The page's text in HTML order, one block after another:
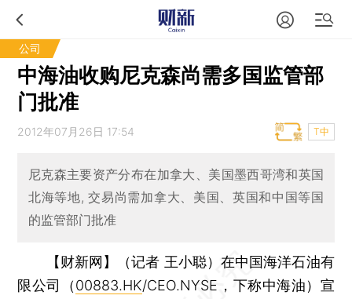
公司
中海油收购尼克森尚需多国监管部
门批准
2012年07月26日 17:54 T中
尼克森主要资产分布在加拿大、美国墨西哥湾和英国
北海等地, 交易尚需加拿大、美国、英国和中国等国
的监管部门批准
【财新网】（记者 王小聪） 在中国海洋石油有
限公司（00883.HK/CEO.NYSE，下称中海油）宣